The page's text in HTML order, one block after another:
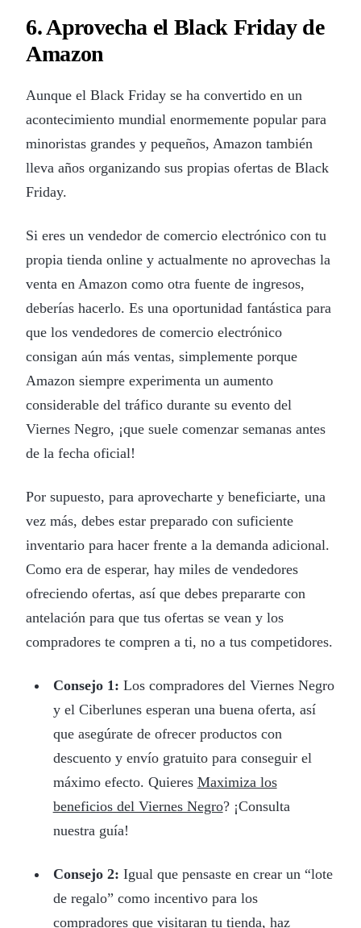
6. Aprovecha el Black Friday de
Amazon
Aunque el Black Friday se ha convertido en un
acontecimiento mundial enormemente popular para
minoristas grandes y pequeños, Amazon también
lleva años organizando sus propias ofertas de Black
Friday.
Si eres un vendedor de comercio electrónico con tu
propia tienda online y actualmente no aprovechas la
venta en Amazon como otra fuente de ingresos,
deberías hacerlo. Es una oportunidad fantástica para
que los vendedores de comercio electrónico
consigan aún más ventas, simplemente porque
Amazon siempre experimenta un aumento
considerable del tráfico durante su evento del
Viernes Negro, ¡que suele comenzar semanas antes
de la fecha oficial!
Por supuesto, para aprovecharte y beneficiarte, una
vez más, debes estar preparado con suficiente
inventario para hacer frente a la demanda adicional.
Como era de esperar, hay miles de vendedores
ofreciendo ofertas, así que debes prepararte con
antelación para que tus ofertas se vean y los
compradores te compren a ti, no a tus competidores.
Consejo 1: Los compradores del Viernes Negro
y el Ciberlunes esperan una buena oferta, así
que asegúrate de ofrecer productos con
descuento y envío gratuito para conseguir el
máximo efecto. Quieres Maximiza los
beneficios del Viernes Negro? ¡Consulta
nuestra guía!
Consejo 2: Igual que pensaste en crear un “lote
de regalo” como incentivo para los
compradores que visitaran tu tienda, haz